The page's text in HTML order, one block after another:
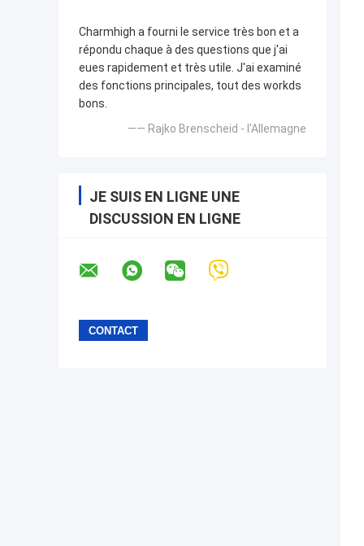
Charmhigh a fourni le service très bon et a
répondu chaque à des questions que j'ai
eues rapidement et très utile. J'ai examiné
des fonctions principales, tout des workds
bons.
—— Rajko Brenscheid - l'Allemagne
JE SUIS EN LIGNE UNE
DISCUSSION EN LIGNE